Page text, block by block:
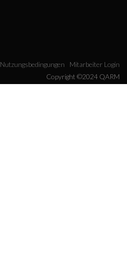
Nutzungsbedingungen
Mitarbeiter Login
Copyright ©2024 QARM